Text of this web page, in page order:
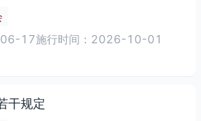
06-17施行时间：2026-10-01
干规定